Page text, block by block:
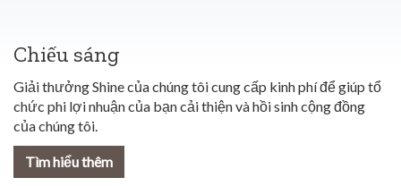
Chiếu sáng
Giải thưởng Shine của chúng tôi cung cấp kinh phí để giúp tổ
chức phi lợi nhuận của bạn cải thiện và hồi sinh cộng đồng
của chúng tôi.
Tìm hiểu thêm